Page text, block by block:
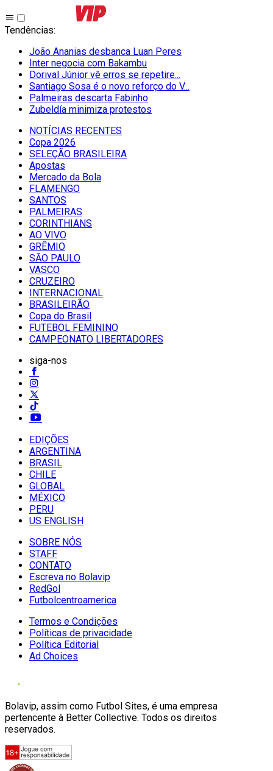
Tendências:
João Ananias desbanca Luan Peres
Inter negocia com Bakambu
Dorival Júnior vê erros se repetire...
Santiago Sosa é o novo reforço do V...
Palmeiras descarta Fabinho
Zubeldía minimiza protestos
NOTÍCIAS RECENTES
Copa 2026
SELEÇÃO BRASILEIRA
Apostas
Mercado da Bola
FLAMENGO
SANTOS
PALMEIRAS
CORINTHIANS
AO VIVO
GRÊMIO
SĀO PAULO
VASCO
CRUZEIRO
INTERNACIONAL
BRASILEIRÃO
Copa do Brasil
FUTEBOL FEMININO
CAMPEONATO LIBERTADORES
siga-nos
EDIÇÕES
ARGENTINA
BRASIL
CHILE
GLOBAL
MÉXICO
PERU
US ENGLISH
SOBRE NÓS
STAFF
CONTATO
Escreva no Bolavip
RedGol
Futbolcentroamerica
Termos e Condições
Políticas de privacidade
Política Editorial
Ad Choices
Bolavip, assim como Futbol Sites, é uma empresa
pertencente à Better Collective. Todos os direitos
reservados.